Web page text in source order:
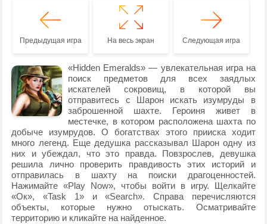
Предыдущая игра На весь экран Следующая игра
«Hidden Emeralds» — увлекательная игра на
поиск предметов для всех заядлых
искателей сокровищ, в которой вы
отправитесь с Шарон искать изумруды в
заброшенной шахте. Героиня живет в
местечке, в котором расположена шахта по
добыче изумрудов. О богатствах этого прииска ходит
много легенд. Еще дедушка рассказывал Шарон одну из
них и убеждал, что это правда. Повзрослев, девушка
решила лично проверить правдивость этих историй и
отправилась в шахту на поиски драгоценностей.
Нажимайте «Play Now», чтобы войти в игру. Щелкайте
«Ок», «Task 1» и «Search». Справа перечисляются
объекты, которые нужно отыскать. Осматривайте
территорию и кликайте на найденное.